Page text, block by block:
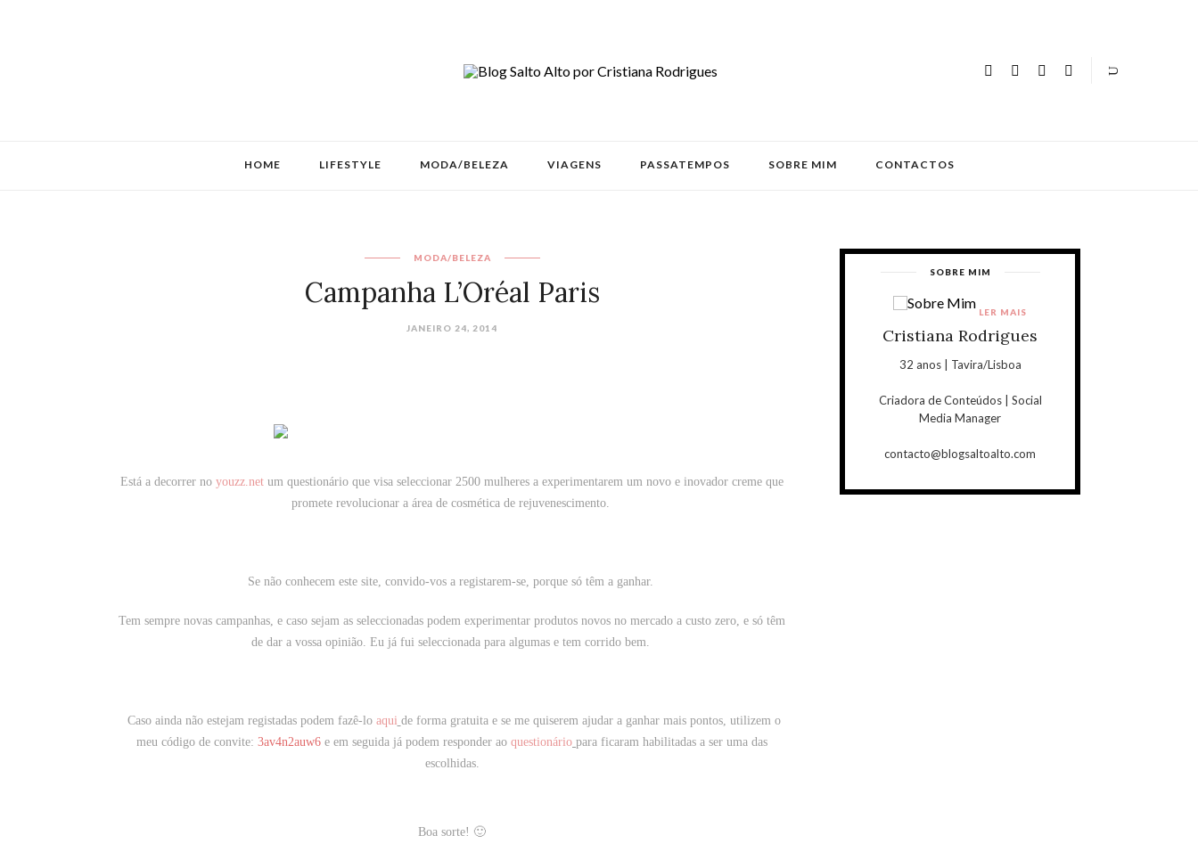
HOME LIFESTYLE MODA/BELEZA VIAGENS PASSATEMPOS SOBRE MIM CONTACTOS
MODA/BELEZA
Campanha L’Oréal Paris
JANEIRO 24, 2014
Está a decorrer no youzz.net um questionário que visa seleccionar 2500 mulheres a experimentarem um novo e inovador creme que
promete revolucionar a área de cosmética de rejuvenescimento.
Se não conhecem este site, convido-vos a registarem-se, porque só têm a ganhar.
Tem sempre novas campanhas, e caso sejam as seleccionadas podem experimentar produtos novos no mercado a custo zero, e só têm
de dar a vossa opinião. Eu já fui seleccionada para algumas e tem corrido bem.
Caso ainda não estejamregistadas podem fazê-lo aqui de forma gratuitae se me quiserem ajudar a ganhar mais pontos, utilizem o
meu código de convite: 3av4n2auw6 e em seguida já podem responder ao questionário para ficaram habilitadas a ser uma das
escolhidas.
Boa sorte! 🙂
SOBRE MIM
Cristiana Rodrigues
32 anos | Tavira/Lisboa
Criadora de Conteúdos | Social
Media Manager
contacto@blogsaltoalto.com
LER MAIS